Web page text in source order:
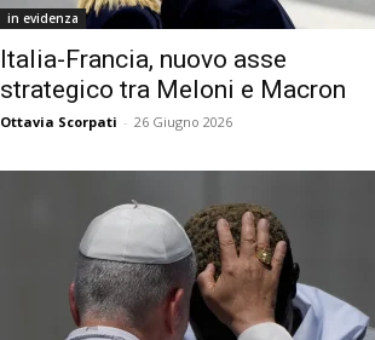
in evidenza
Italia-Francia, nuovo asse
strategico tra Meloni e Macron
Ottavia Scorpati - 26 Giugno 2026